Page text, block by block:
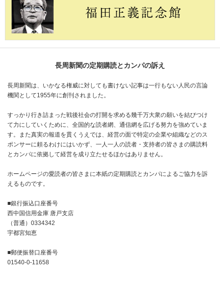
長周新聞の定期購読とカンパの訴え
長周新聞は、いかなる権威に対しても書けない記事は一行もない人民の言論
機関として1955年に創刊されました。
すっかり行き詰まった戦後社会の打開を求める幾千万大衆の願いを結びつけ
て力にしていくために、全国的な読者網、通信網を広げる努力を強めていま
す。また真実の報道を貫くうえでは、経営の面で特定の企業や組織などのス
ポンサーに頼るわけにはいかず、一人一人の読者・支持者の皆さまの購読料
とカンパに依拠して経営を成り立たせるほかはありません。
ホームページの愛読者の皆さまに本紙の定期購読とカンパによるご協力を訴
えるものです。
■銀行振込口座番号
西中国信用金庫 唐戸支店
（普通）0334342
宇都宮知恵
■郵便振替口座番号
01540-0-11658